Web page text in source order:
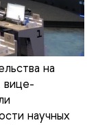
на
вице-
научных